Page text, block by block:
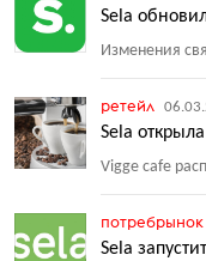
Sela
Изменения
ретейл
Sela
Vigge cafe
потребрынок
Sela